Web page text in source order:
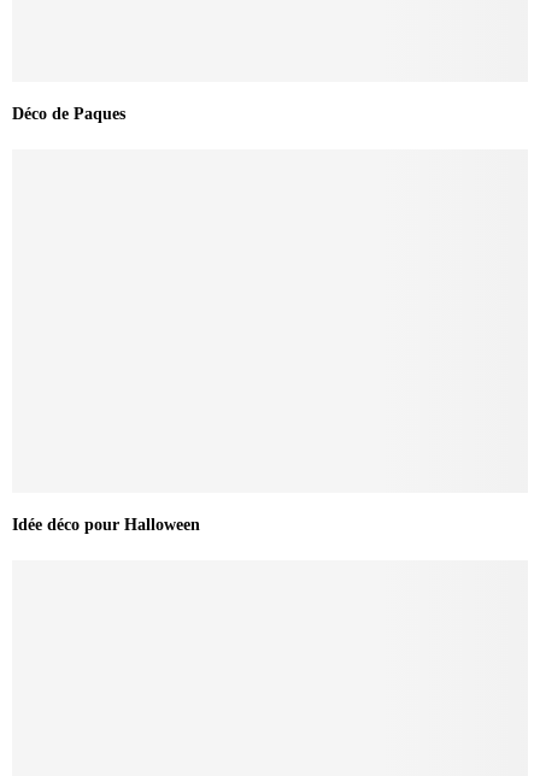
Déco de Paques
Idée déco pour Halloween